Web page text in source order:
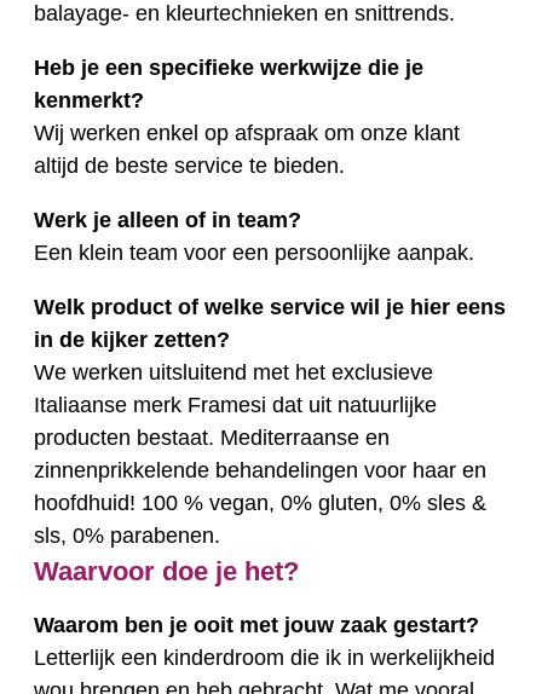
balayage- en kleurtechnieken en snittrends.
Heb je een specifieke werkwijze die je
kenmerkt?
Wij werken enkel op afspraak om onze klant
altijd de beste service te bieden.
Werk je alleen of in team?
Een klein team voor een persoonlijke aanpak.
Welk product of welke service wil je hier eens
in de kijker zetten?
We werken uitsluitend met het exclusieve
Italiaanse merk Framesi dat uit natuurlijke
producten bestaat. Mediterraanse en
zinnenprikkelende behandelingen voor haar en
hoofdhuid! 100 % vegan, 0% gluten, 0% sles &
sls, 0% parabenen.
Waarvoor doe je het?
Waarom ben je ooit met jouw zaak gestart?
Letterlijk een kinderdroom die ik in werkelijkheid